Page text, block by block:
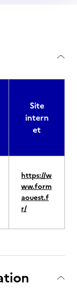
Site
intern
et
https://w
ww.form
aouest.f
r/